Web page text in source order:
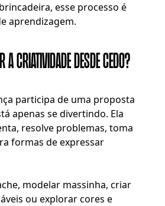
esse processo é
aprendizagem.
criatividade desde cedo?
participa de uma proposta
apenas se divertindo. Ela
resolve problemas, toma
formas de expressar
modelar massinha, criar
ou explorar cores e